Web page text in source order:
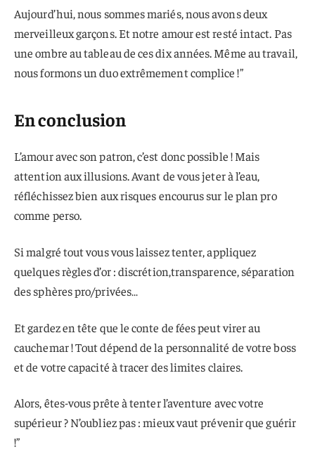
Aujourd’hui, nous sommes mariés, nous avons deux
merveilleux garçons. Et notre amour est resté intact. Pas
une ombre au tableau de ces dix années. Même au travail,
nous formons un duo extrêmement complice !”
En conclusion
L’amour avec son patron, c’est donc possible ! Mais
attention aux illusions. Avant de vous jeter à l’eau,
réfléchissez bien aux risques encourus sur le plan pro
comme perso.
Si malgré tout vous vous laissez tenter, appliquez
quelques règles d’or : discrétion,transparence, séparation
des sphères pro/privées…
Et gardez en tête que le conte de fées peut virer au
cauchemar ! Tout dépend de la personnalité de votre boss
et de votre capacité à tracer des limites claires.
Alors, êtes-vous prête à tenter l’aventure avec votre
supérieur ? N’oubliez pas : mieux vaut prévenir que guérir
!”